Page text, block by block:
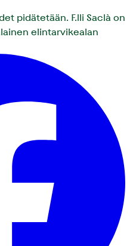
pidätetään. F.lli Saclà on
elintarvikealan